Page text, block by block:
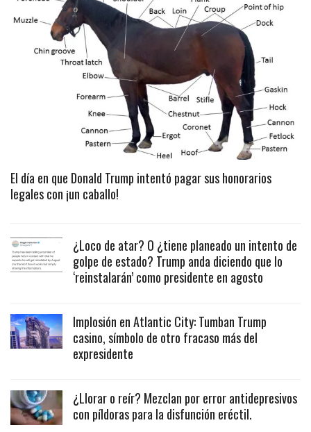
El día en que Donald Trump intentó pagar sus honorarios
legales con ¡un caballo!
¿Loco de atar? O ¿tiene planeado un intento de
golpe de estado? Trump anda diciendo que lo
‘reinstalarán’ como presidente en agosto
Implosión en Atlantic City: Tumban Trump
casino, símbolo de otro fracaso más del
expresidente
¿Llorar o reír? Mezclan por error antidepresivos
con píldoras para la disfunción eréctil.